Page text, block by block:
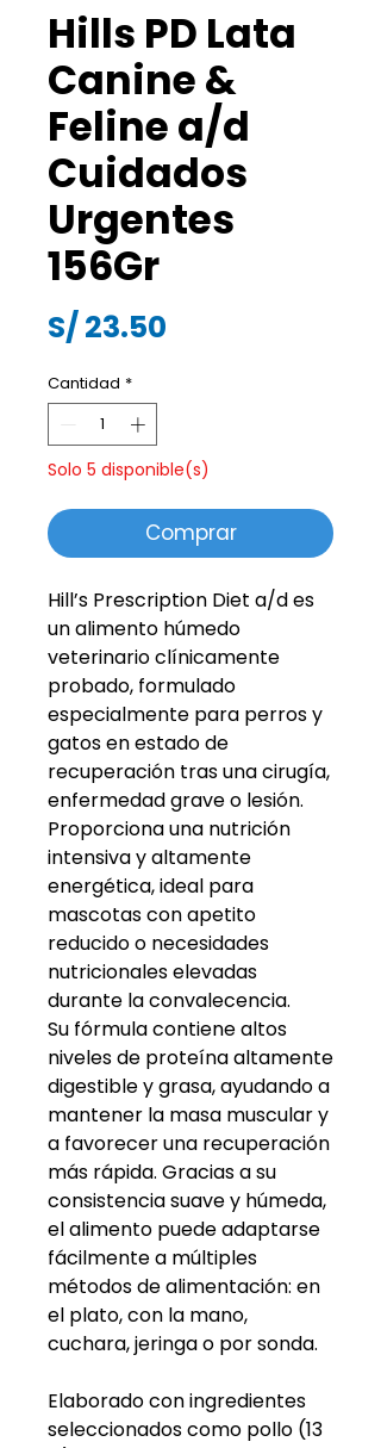
Hills PD Lata
Canine &
Feline a/d
Cuidados
Urgentes
156Gr
S/ 23.50
Cantidad *
Solo 5 disponible(s)
Comprar
Hill’s Prescription Diet a/d es
un alimento húmedo
veterinario clínicamente
probado, formulado
especialmente para perros y
gatos en estado de
recuperación tras una cirugía,
enfermedad grave o lesión.
Proporciona una nutrición
intensiva y altamente
energética, ideal para
mascotas con apetito
reducido o necesidades
nutricionales elevadas
durante la convalecencia.
Su fórmula contiene altos
niveles de proteína altamente
digestible y grasa, ayudando a
mantener la masa muscular y
a favorecer una recuperación
más rápida. Gracias a su
consistencia suave y húmeda,
el alimento puede adaptarse
fácilmente a múltiples
métodos de alimentación: en
el plato, con la mano,
cuchara, jeringa o por sonda.
Elaborado con ingredientes
seleccionados como pollo (13